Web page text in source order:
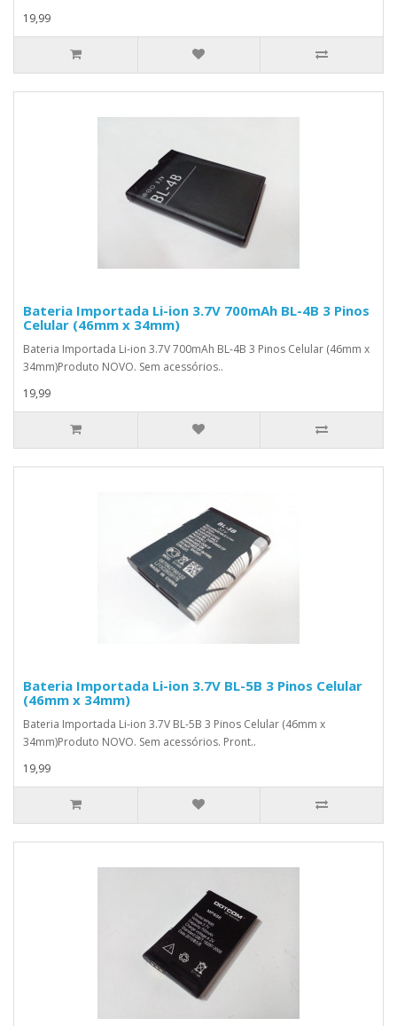
19,99
Bateria Importada Li-ion 3.7V 700mAh BL-4B 3 Pinos
Celular (46mm x 34mm)
Bateria Importada Li-ion 3.7V 700mAh BL-4B 3 Pinos Celular (46mm x
34mm)Produto NOVO. Sem acessórios..
19,99
Bateria Importada Li-ion 3.7V BL-5B 3 Pinos Celular
(46mm x 34mm)
Bateria Importada Li-ion 3.7V BL-5B 3 Pinos Celular (46mm x
34mm)Produto NOVO. Sem acessórios. Pront..
19,99